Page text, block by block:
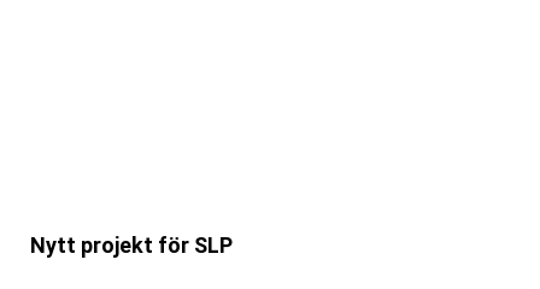
Nytt projekt för SLP